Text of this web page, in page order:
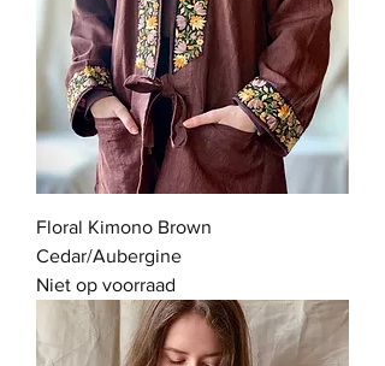
Floral Kimono Brown
Cedar/Aubergine
Niet op voorraad